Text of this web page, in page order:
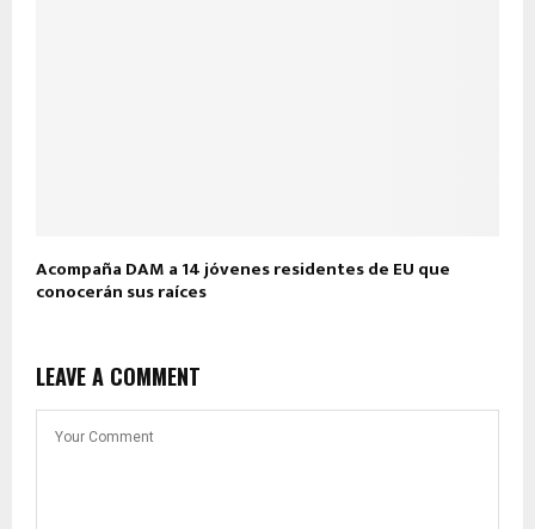
Acompaña DAM a 14 jóvenes residentes de EU que
conocerán sus raíces
LEAVE A COMMENT